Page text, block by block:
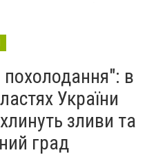
на Тернопільщині
боєприпас
в
України
зливи та
град